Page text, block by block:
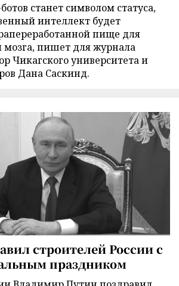
станет символом статуса,
интеллект будет
пище для
мозга, пишет для журнала
Чикагского университета и
Дана Саскинд.
строителей России с
праздником